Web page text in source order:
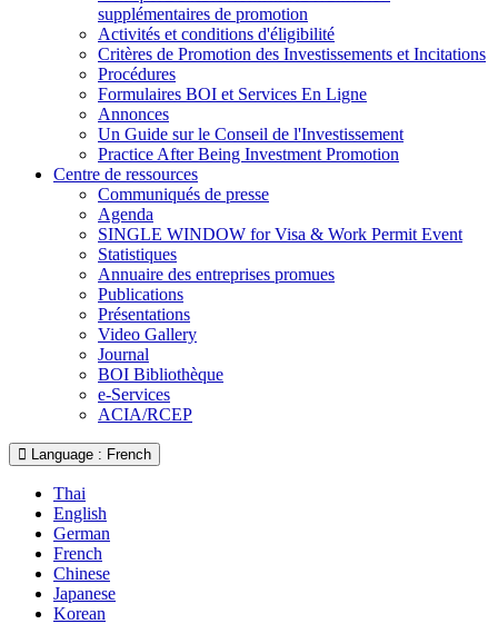
supplémentaires de promotion
Activités et conditions d'éligibilité
Critères de Promotion des Investissements et Incitations
Procédures
Formulaires BOI et Services En Ligne
Annonces
Un Guide sur le Conseil de l'Investissement
Practice After Being Investment Promotion
Centre de ressources
Communiqués de presse
Agenda
SINGLE WINDOW for Visa & Work Permit Event
Statistiques
Annuaire des entreprises promues
Publications
Présentations
Video Gallery
Journal
BOI Bibliothèque
e-Services
ACIA/RCEP
Language : French
Thai
English
German
French
Chinese
Japanese
Korean